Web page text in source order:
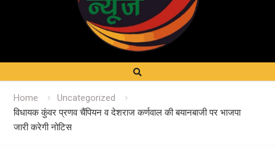
Home
Uncategorized
विधायक कुंवर प्रणव चैंपियन व देशराज कर्णवाल की बयानबाजी पर भाजपा
जारी करेगी नोटिस